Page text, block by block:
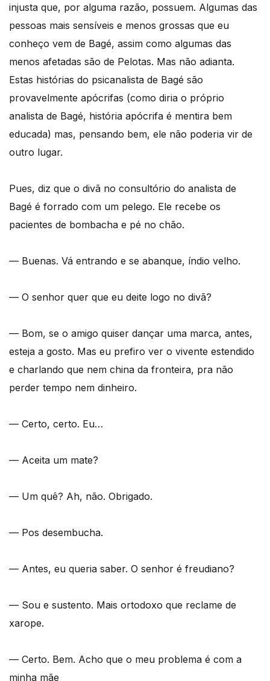
injusta que, por alguma razão, possuem. Algumas das
pessoas mais sensíveis e menos grossas que eu
conheço vem de Bagé, assim como algumas das
menos afetadas são de Pelotas. Mas não adianta.
Estas histórias do psicanalista de Bagé são
provavelmente apócrifas (como diria o próprio
analista de Bagé, história apócrifa é mentira bem
educada) mas, pensando bem, ele não poderia vir de
outro lugar.
Pues, diz que o divã no consultório do analista de
Bagé é forrado com um pelego. Ele recebe os
pacientes de bombacha e pé no chão.
— Buenas. Vá entrando e se abanque, índio velho.
— O senhor quer que eu deite logo no divã?
— Bom, se o amigo quiser dançar uma marca, antes,
esteja a gosto. Mas eu prefiro ver o vivente estendido
e charlando que nem china da fronteira, pra não
perder tempo nem dinheiro.
— Certo, certo. Eu…
— Aceita um mate?
— Um quê? Ah, não. Obrigado.
— Pos desembucha.
— Antes, eu queria saber. O senhor é freudiano?
— Sou e sustento. Mais ortodoxo que reclame de
xarope.
— Certo. Bem. Acho que o meu problema é com a
minha mãe